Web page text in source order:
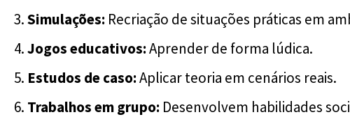
Simulações: Recriação de situações práticas em
Jogos educativos:Aprender de forma lúdica.
Estudos de caso:Aplicar teoria em cenários reais.
Trabalhos em grupo: Desenvolvem habilidades